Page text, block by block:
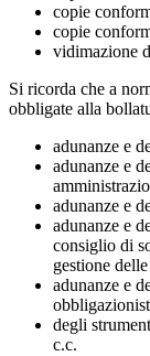
copie
copie
vidimazione
Si ricorda che a
obbligate alla
adunanze e
adunanze e
adunanze e
adunanze e
consiglio di
gestione
adunanze e
degli
c.c.